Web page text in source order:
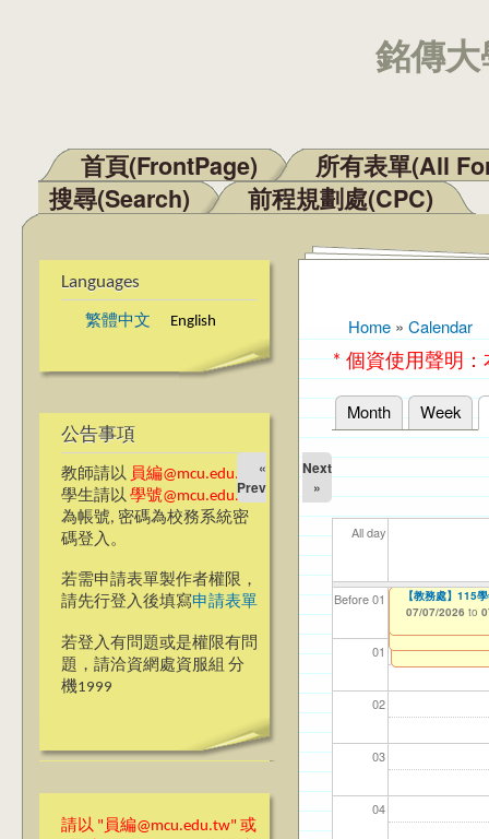
銘傳
Main menu
首頁(FrontPage)
所有表單(All
搜尋(Search)
前程規劃處(CPC)
Languages
繁體中文 English
公告事項
教師請以 員編@mcu.edu.tw
學生請以 學號@mcu.edu.tw
為帳號, 密碼為校務系統密
碼登入。
若需申請表單製作者權限，
請先行登入後填寫申請表單
若登入有問題或是權限有問
題，請洽資網處資服組 分
機1999
請以 "員編@mcu.edu.tw" 或
You are here
Home » Calendar
* 個資使用聲明
Primary tabs
Month Week
«
Prev
Next
»
All day
Before 01
01
02
03
04
【資網處】
整合系統～表單
【財務處】工讀
11/12/2021 to
【財務處】漏打
錄
114
04/
【學
07/
商品
11/
教務
11/
【教學暨學習
Application
【教務處】115
07/07/2026 to